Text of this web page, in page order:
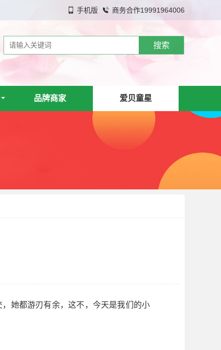
手机版 商务合作19991964006
品牌商家 爱贝童星
她都游刃有余，这不，今天是我们的小